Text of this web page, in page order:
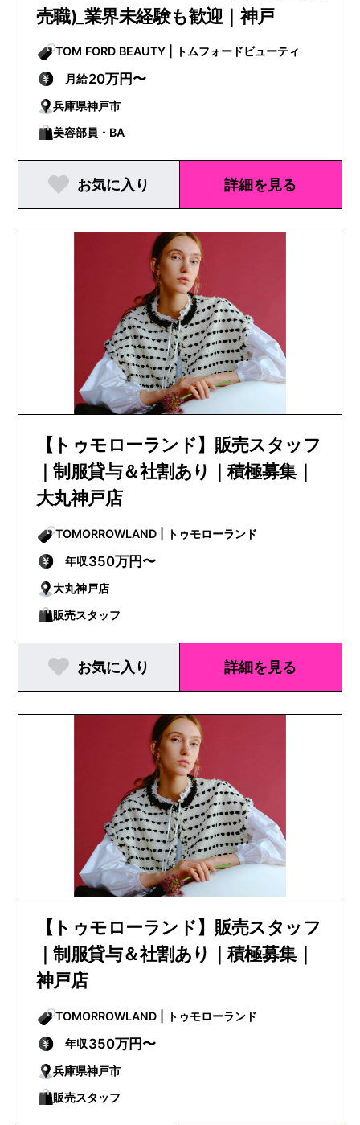
売職)_業界未経験も歓迎｜神戸
TOM FORD BEAUTY | トムフォードビューティ
月給20万円〜
兵庫県神戸市
美容部員・BA
お気に入り 詳細を見る
【トゥモローランド】販売スタッフ
｜制服貸与＆社割あり｜積極募集｜
大丸神戸店
TOMORROWLAND | トゥモローランド
年収350万円〜
大丸神戸店
販売スタッフ
お気に入り 詳細を見る
【トゥモローランド】販売スタッフ
｜制服貸与＆社割あり｜積極募集｜
神戸店
TOMORROWLAND | トゥモローランド
年収350万円〜
兵庫県神戸市
販売スタッフ